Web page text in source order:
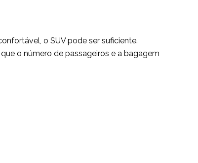
o SUV pode ser suficiente.
o número de passageiros e a bagagem